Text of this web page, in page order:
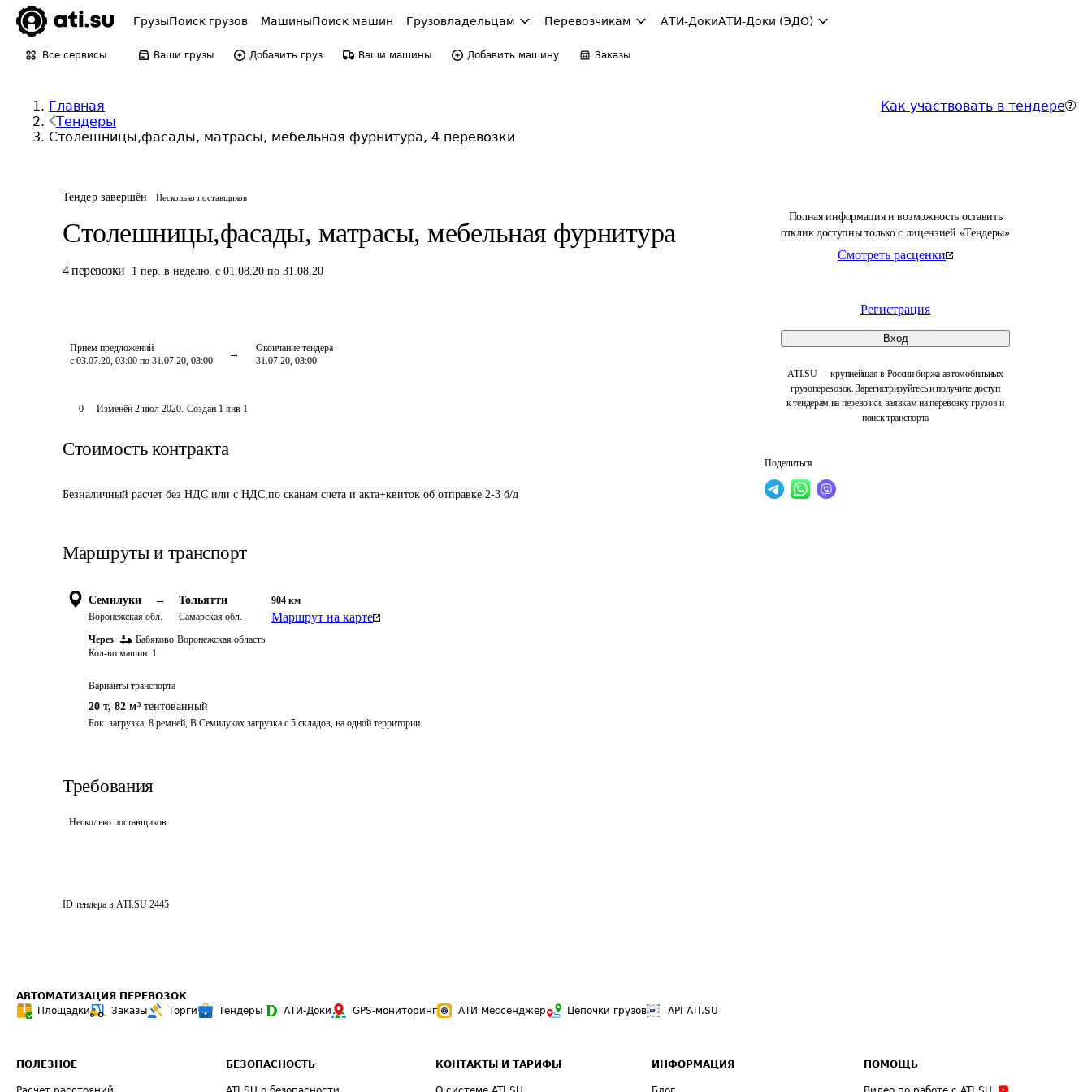
ГрузыПоиск грузов МашиныПоиск машин Грузовладельцам Перевозчикам АТИ-ДокиАТИ-Доки (ЭДО)
Все сервисы Ваши грузы Добавить груз Ваши машины Добавить машину Заказы
Главная
Тендеры
Столешницы,фасады, матрасы, мебельная фурнитура, 4 перевозки
Как участвовать в тендере
Тендер завершён Несколько поставщиков
Столешницы,фасады, матрасы, мебельная фурнитура
4 перевозки 1 пер. в неделю, с 01.08.20 по 31.08.20
Приём предложений
с 03.07.20, 03:00 по 31.07.20, 03:00
Окончание тендера
31.07.20, 03:00
Полная информация и возможность оставить
отклик доступны только с лицензией «Тендеры»
Смотреть расценки
Регистрация
Вход
ATI.SU — крупнейшая в России биржа автомобильных
грузоперевозок. Зарегистрируйтесь и получите доступ
к тендерам на перевозки, заявкам на перевозку грузов и
поиск транспорта
Поделиться
0 Изменён 2 июл 2020. Создан 1 янв 1
Стоимость контракта
Безналичный расчет без НДС или с НДС,по сканам счета и акта+квиток об отправке 2-3 б/д
Маршруты и транспорт
Семилуки →
Воронежская обл.
Тольятти
Самарская обл.
904 км
Маршрут на карте
Через Бабяково Воронежская область
Кол-во машин: 1
Варианты транспорта
20 т, 82 м³ тентованный
Бок. загрузка, 8 ремней, В Семилуках загрузка с 5 складов, на одной территории.
Требования
Несколько поставщиков
ID тендера в ATI.SU 2445
АВТОМАТИЗАЦИЯ ПЕРЕВОЗОК
Площадки
Заказы Торги Тендеры АТИ-Доки GPS-мониторинг АТИ Мессенджер Цепочки грузов API ATI.SU
ПОЛЕЗНОЕ БЕЗОПАСНОСТЬ КОНТАКТЫ И ТАРИФЫ ИНФОРМАЦИЯ ПОМОЩЬ